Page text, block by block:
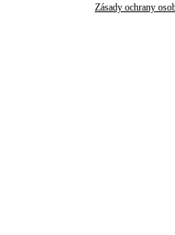
Zásady ochrany